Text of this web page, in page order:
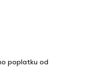
poplatku od